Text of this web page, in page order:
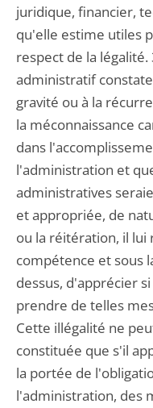
juridique, financier,
qu'elle estime utiles
respect de la
administratif
gravité ou à la
la méconnaissance
dans
l'administration et
administratives
et appropriée, de
ou la réitération, il lui
compétence et sous
dessus, d'apprécier
prendre de telles
Cette illégalité ne
constituée que s'il
la portée de
l'administration, des